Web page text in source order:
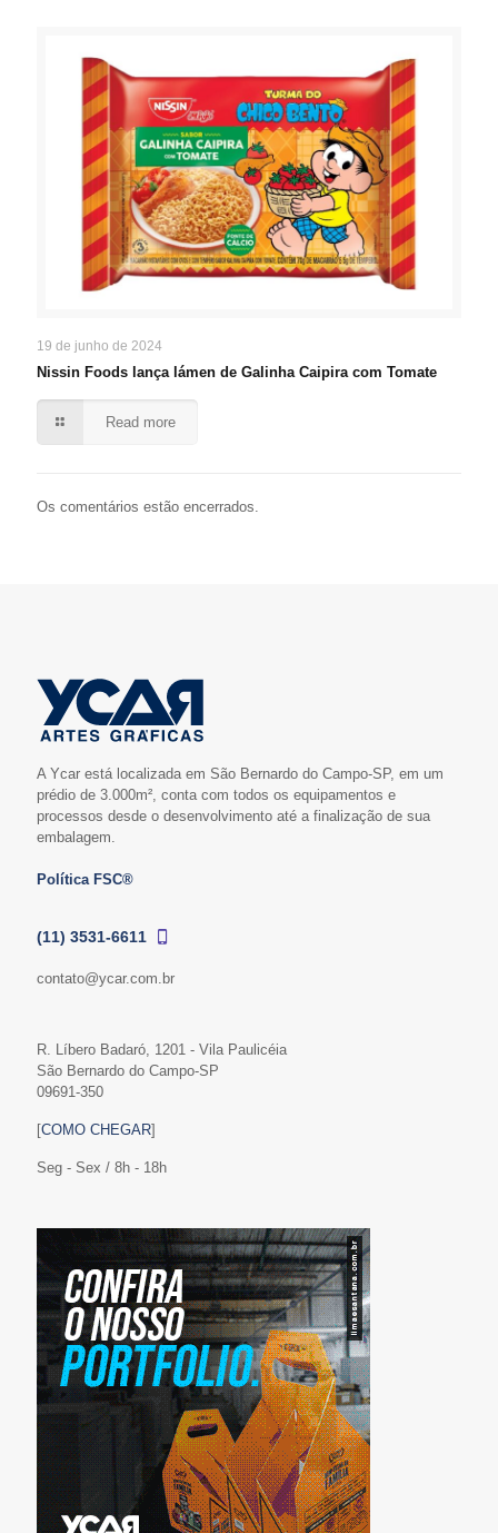
19 de junho de 2024
Nissin Foods lança lámen de Galinha Caipira com Tomate
Read more
Os comentários estão encerrados.
A Ycar está localizada em São Bernardo do Campo-SP, em um
prédio de 3.000m², conta com todos os equipamentos e
processos desde o desenvolvimento até a finalização de sua
embalagem.
Política FSC®
(11) 3531-6611
contato@ycar.com.br
R. Líbero Badaró, 1201 - Vila Paulicéia
São Bernardo do Campo-SP
09691-350
[COMO CHEGAR]
Seg - Sex / 8h - 18h